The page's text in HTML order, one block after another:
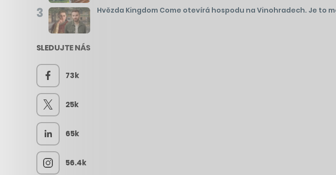
3 Hvězda Kingdom Come otevírá hospodu na Vinohradech. Je to
SLEDUJTE NÁS
73k
25k
65k
56.4k